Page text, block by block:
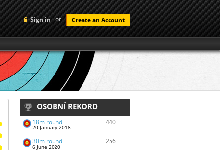
Sign in or Create an Account
OSOBNÍ REKORD
18m round
20 January 2018
440
30m round
6 June 2020
256